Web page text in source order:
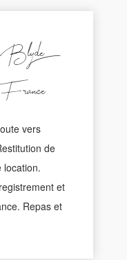
Blyde -
France
vers
de
location.
et
Repas et